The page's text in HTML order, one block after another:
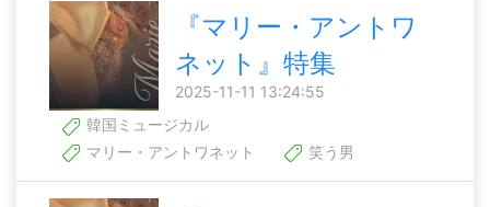
『マリー・アントワ
ネット』特集
2025-11-11 13:24:55
韓国ミュージカル
マリー・アントワネット
笑う男